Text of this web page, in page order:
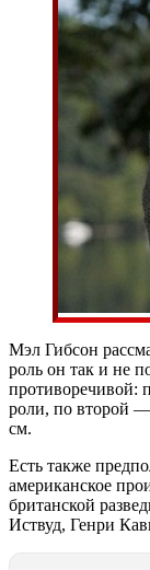
Мэл Гибсон
роль он так и не
противоречивой:
роли, по второй —
см.
Есть также
американское
британской
Иствуд, Генри